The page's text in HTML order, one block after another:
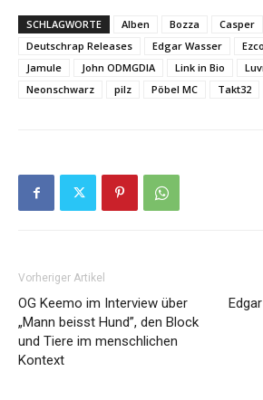
SCHLAGWORTE Alben Bozza Casper
Deutschrap Releases
Edgar Wasser
Jamule
John ODMGDIA Link in Bio
Neonschwarz
pilz Pöbel MC Takt32
Vorheriger Artikel
OG Keemo im Interview über
„Mann beisst Hund”, den Block
und Tiere im menschlichen
Kontext